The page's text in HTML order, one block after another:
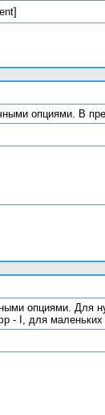
опциями. В
опциями.
- I, для маленьких